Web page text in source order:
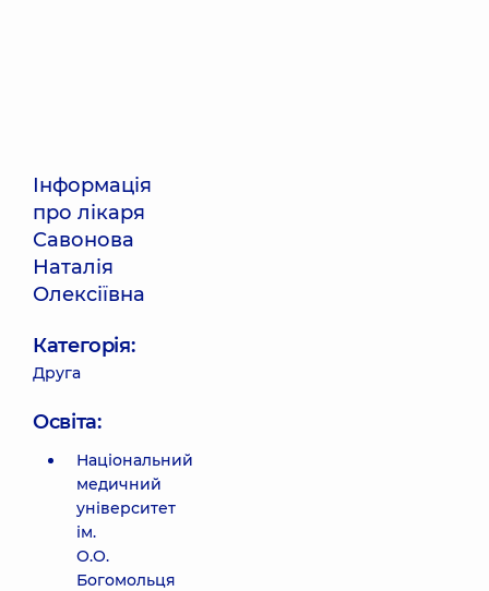
Інформація
про лікаря
Савонова
Наталія
Олексіївна
Категорія:
Друга
Освіта:
Національний
медичний
університет
ім.
О.О.
Богомольця